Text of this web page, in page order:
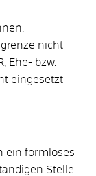
nicht
Ehe- bzw.
eingesetzt
ein formloses
Stelle